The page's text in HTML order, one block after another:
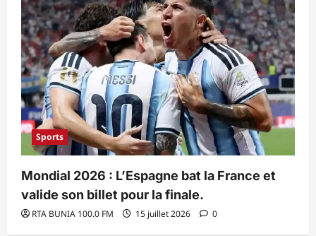
Sports
Mondial 2026 : L’Espagne bat la France et
valide son billet pour la finale.
RTA BUNIA 100.0 FM 15 juillet 2026 0